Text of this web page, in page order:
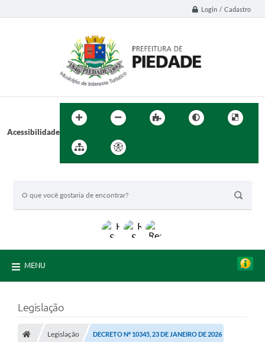
Login / Cadastro
Acessibilidade
MENU
Legislação
Legislação DECRETO Nº 10345, 23 DE JANEIRO DE 2026